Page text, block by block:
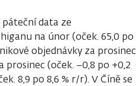
data ze
na únor (oček. 65,0 po
objednávky za prosinec
(oček. −0,8 po +0,2
8,9 po 8,6 % r/r). V Číně se